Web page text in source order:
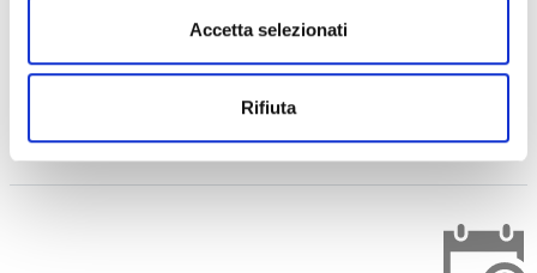
Accetta selezionati
Rifiuta
Seleziona e filtra per:
CORSIONLINE